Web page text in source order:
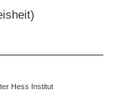
Hess Institut